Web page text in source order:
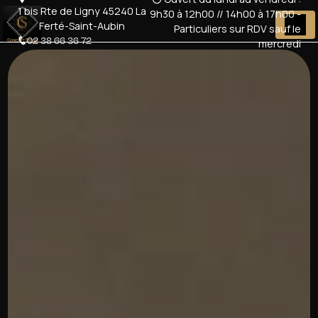
1 bis Rte de Ligny 45240 La
Ferté-Saint-Aubin
02 38 66 36 72
9h30 à 12h00 // 14h00 à 17h00 -
Particuliers sur RDV sauf le
mercredi
Panneau de gestion des cookies